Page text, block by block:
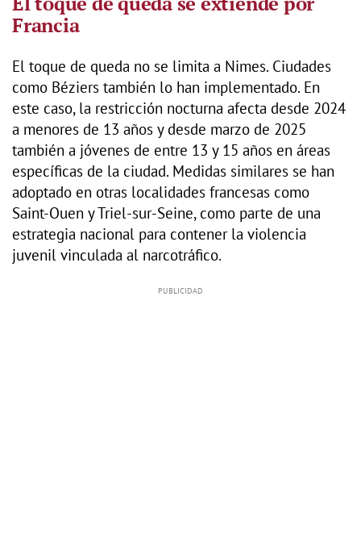
Francia
El toque de queda no se limita a Nimes. Ciudades
como Béziers también lo han implementado. En
este caso, la restricción nocturna afecta desde 2024
a menores de 13 años y desde marzo de 2025
también a jóvenes de entre 13 y 15 años en áreas
específicas de la ciudad. Medidas similares se han
adoptado en otras localidades francesas como
Saint-Ouen y Triel-sur-Seine, como parte de una
estrategia nacional para contener la violencia
juvenil vinculada al narcotráfico.